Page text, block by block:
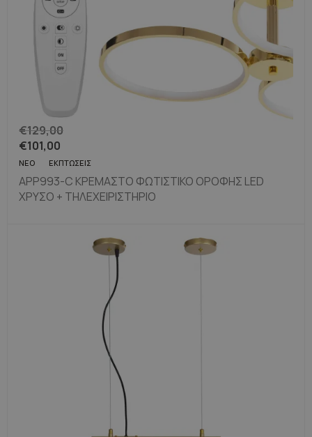
€129,00
€101,00
ΝΈΟ ΕΚΠΤΏΣΕΙΣ
APP993-C ΚΡΕΜΑΣΤΌ ΦΩΤΙΣΤΙΚΌ ΟΡΟΦΉΣ LED
ΧΡΥΣΌ + ΤΗΛΕΧΕΙΡΙΣΤΉΡΙΟ